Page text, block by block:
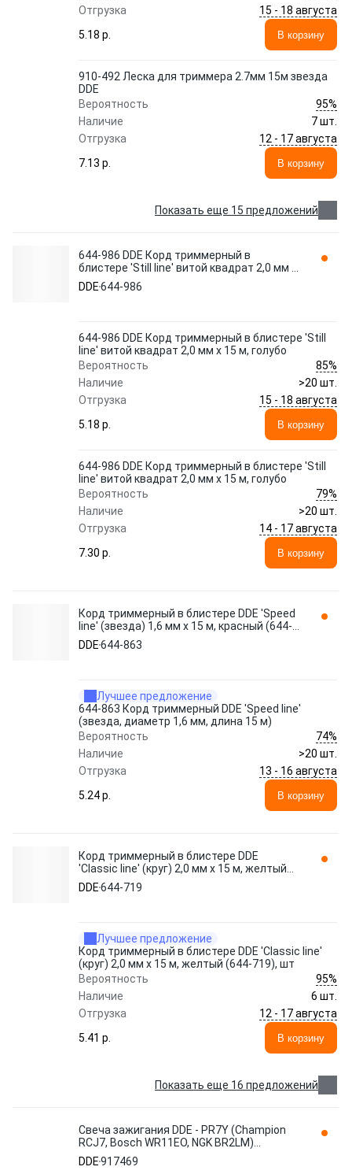
Отгрузка
15 - 18 августа
5.18 p.
В корзину
910-492 Леска для триммера 2.7мм 15м звезда
DDE
Вероятность
95%
Наличие
7 шт.
Отгрузка
12 - 17 августа
7.13 p.
В корзину
Показать еще 15 предложений
644-986 DDE Корд триммерный в
блистере 'Still line' витой квадрат 2,0 мм х
15 м, голубо
DDE644-986
644-986 DDE Корд триммерный в блистере 'Still
line' витой квадрат 2,0 мм х 15 м, голубо
Вероятность
85%
Наличие
>20 шт.
Отгрузка
15 - 18 августа
5.18 p.
В корзину
644-986 DDE Корд триммерный в блистере 'Still
line' витой квадрат 2,0 мм х 15 м, голубо
Вероятность
79%
Наличие
>20 шт.
Отгрузка
14 - 17 августа
7.30 p.
В корзину
Корд триммерный в блистере DDE 'Speed
line' (звезда) 1,6 мм х 15 м, красный (644-
863), шт
DDE644-863
Лучшее предложение
644-863 Корд триммерный DDE 'Speed line'
(звезда, диаметр 1,6 мм, длина 15 м)
Вероятность
74%
Наличие
>20 шт.
Отгрузка
13 - 16 августа
5.24 p.
В корзину
Корд триммерный в блистере DDE
'Classic line' (круг) 2,0 мм х 15 м, желтый
(644-719), шт
DDE644-719
Лучшее предложение
Корд триммерный в блистере DDE 'Classic line'
(круг) 2,0 мм х 15 м, желтый (644-719), шт
Вероятность
95%
Наличие
6 шт.
Отгрузка
12 - 17 августа
5.41 p.
В корзину
Показать еще 16 предложений
Свеча зажигания DDE - PR7Y (Champion
RCJ7, Bosch WR11EO, NGK BR2LM)
бензопилы, триммеры, мотобуры до
917469
DDE917469